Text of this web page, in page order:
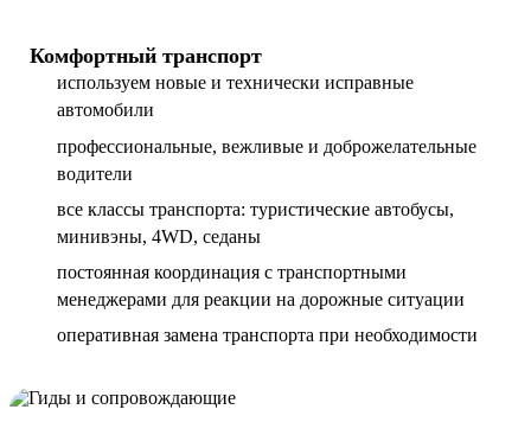
Комфортный транспорт
используем новые и технически исправные
автомобили
профессиональные, вежливые и доброжелательные
водители
все классы транспорта: туристические автобусы,
минивэны, 4WD, седаны
постоянная координация с транспортными
менеджерами для реакции на дорожные ситуации
оперативная замена транспорта при необходимости